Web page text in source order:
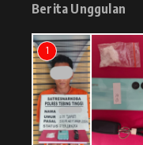
Berita Unggulan
1